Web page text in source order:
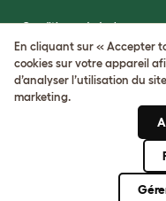
Conditions générales
Protection de la vie privée et
Cookie Settings
Plan du site
Numéro de TVA:
Numéro d’immatriculation de
En cliquant sur « Accepter
cookies sur votre appareil
d’analyser l’utilisation du
marketing.